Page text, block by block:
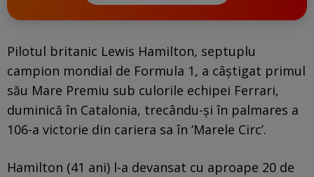
Pilotul britanic Lewis Hamilton, septuplu
campion mondial de Formula 1, a câștigat primul
său Mare Premiu sub culorile echipei Ferrari,
duminică în Catalonia, trecându-și în palmares a
106-a victorie din cariera sa în ‘Marele Circ’.
Hamilton (41 ani) l-a devansat cu aproape 20 de